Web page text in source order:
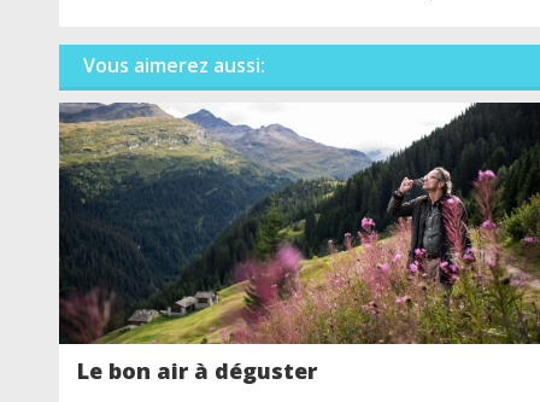
Vous aimerez aussi:
Le bon air à déguster